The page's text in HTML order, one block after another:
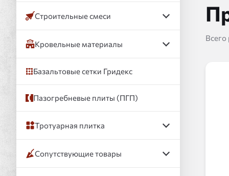
Всего
Строительные смеси
Кровельные материалы
Базальтовые сетки Гридекс
Пазогребневые плиты (ПГП)
Тротуарная плитка
Сопутствующие товары